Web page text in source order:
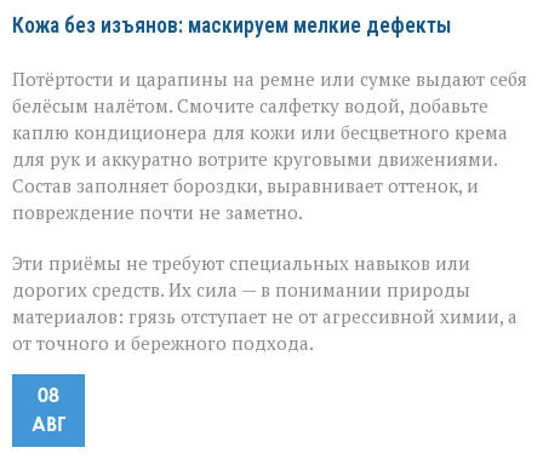
Кожа без изъянов: маскируем мелкие дефекты
Потёртости и царапины на ремне или сумке выдают себя
белёсым налётом. Смочите салфетку водой, добавьте
каплю кондиционера для кожи или бесцветного крема
для рук и аккуратно вотрите круговыми движениями.
Состав заполняет бороздки, выравнивает оттенок, и
повреждение почти не заметно.
Эти приёмы не требуют специальных навыков или
дорогих средств. Их сила — в понимании природы
материалов: грязь отступает не от агрессивной химии, а
от точного и бережного подхода.
08
АВГ